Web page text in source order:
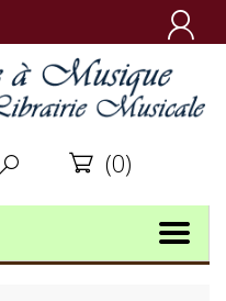

  (0)